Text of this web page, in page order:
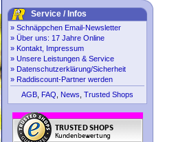
Service / Infos
» Schnäppchen Email-Newsletter
» Über uns: 17 Jahre Online
» Kontakt, Impressum
» Unsere Leistungen & Service
» Datenschutzerklärung/Sicherheit
» Raddiscount-Partner werden
AGB FAQ News Trusted Shops